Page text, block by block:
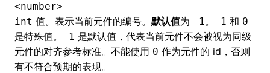
<number>
int 值。表示当前元件的编号。 默认值为 -1。 -1 和 0
是特殊值。 -1 是默认值，代表当前元件不会被视为同级
元件的对齐参考标准。不能使用 0 作为元件的 id，否则
有不符合预期的表现。